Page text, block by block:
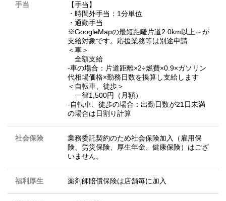
手当
【手当】
・時間外手当：1分単位
・通勤手当
※GoogleMapの最短距離片道2.0km以上～が
支給対象です。応援業務等は別途申請
＜車＞
全額支給
‐車の場合：片道距離×2÷燃費×0.9×ガソリン
代相場価格×勤務日数を換算し支給します
＜自転車、徒歩＞
一律1,500円（月額）
‐自転車、徒歩の場合：出勤日数が21日未満
の場合は日割り計算
社会保険
業務委託契約のため社会保険加入（雇用保
険、労災保険、厚生年金、健康保険）はござ
いません。
福利厚生 薬剤師賠償保険は店舗毎に加入